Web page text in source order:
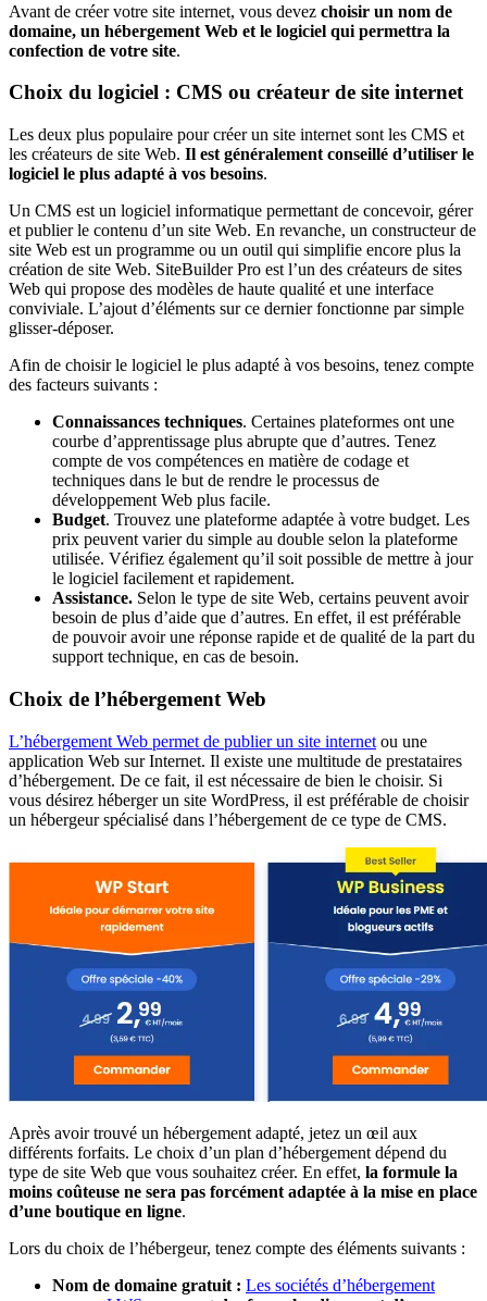
Avant de créer votre site internet, vous devez choisir un nom de
domaine, un hébergement Web et le logiciel qui permettra la
confection de votre site.
Choix du logiciel : CMS ou créateur de site internet
Les deux plus populaire pour créer un site internet sont les CMS et
les créateurs de site Web. Il est généralement conseillé d’utiliser le
logiciel le plus adapté à vos besoins.
Un CMS est un logiciel informatique permettant de concevoir, gérer
et publier le contenu d’un site Web. En revanche, un constructeur de
site Web est un programme ou un outil qui simplifie encore plus la
création de site Web. SiteBuilder Pro est l’un des créateurs de sites
Web qui propose des modèles de haute qualité et une interface
conviviale. L’ajout d’éléments sur ce dernier fonctionne par simple
glisser-déposer.
Afin de choisir le logiciel le plus adapté à vos besoins, tenez compte
des facteurs suivants :
Connaissances techniques. Certaines plateformes ont une
courbe d’apprentissage plus abrupte que d’autres. Tenez
compte de vos compétences en matière de codage et
techniques dans le but de rendre le processus de
développement Web plus facile.
Budget. Trouvez une plateforme adaptée à votre budget. Les
prix peuvent varier du simple au double selon la plateforme
utilisée. Vérifiez également qu’il soit possible de mettre à jour
le logiciel facilement et rapidement.
Assistance. Selon le type de site Web, certains peuvent avoir
besoin de plus d’aide que d’autres. En effet, il est préférable
de pouvoir avoir une réponse rapide et de qualité de la part du
support technique, en cas de besoin.
Choix de l’hébergement Web
L’hébergement Web permet de publier un site internet ou une
application Web sur Internet. Il existe une multitude de prestataires
d’hébergement. De ce fait, il est nécessaire de bien le choisir. Si
vous désirez héberger un site WordPress, il est préférable de choisir
un hébergeur spécialisé dans l’hébergement de ce type de CMS.
Après avoir trouvé un hébergement adapté, jetez un œil aux
différents forfaits. Le choix d’un plan d’hébergement dépend du
type de site Web que vous souhaitez créer. En effet, la formule la
moins coûteuse ne sera pas forcément adaptée à la mise en place
d’une boutique en ligne.
Lors du choix de l’hébergeur, tenez compte des éléments suivants :
Nom de domaine gratuit : Les sociétés d’hébergement